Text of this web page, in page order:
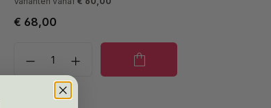
€ 68,00